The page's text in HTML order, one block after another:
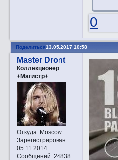
0
Поделиться13.05.2017 10:58
Master Dront
Коллекционер
+Магистр+
Откуда:Moscow
Зарегистрирован:
05.11.2014
Сообщений:24838